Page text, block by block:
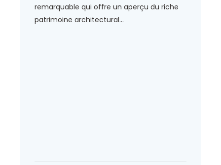
remarquable qui offre un aperçu du riche
patrimoine architectural...